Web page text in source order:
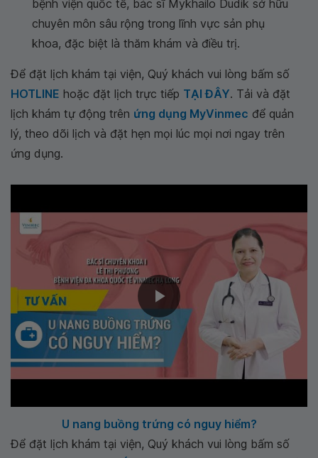
bệnh viện quốc tế, bác sĩ Mykhailo Dudik sở hữu
chuyên môn sâu rộng trong lĩnh vực sản phụ
khoa, đặc biệt là thăm khám và điều trị.
Để đặt lịch khám tại viện, Quý khách vui lòng bấm số
HOTLINE hoặc đặt lịch trực tiếp TẠI ĐÂY. Tải và đặt
lịch khám tự động trên ứng dụng MyVinmec để quản
lý, theo dõi lịch và đặt hẹn mọi lúc mọi nơi ngay trên
ứng dụng.
U nang buồng trứng có nguy hiểm?
Để đặt lịch khám tại viện, Quý khách vui lòng bấm số